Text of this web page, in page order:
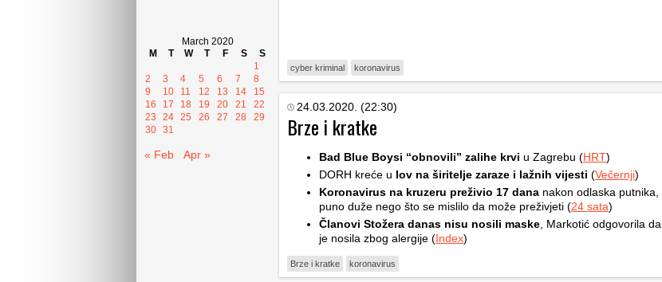
March 2020
M
T W T F S
S
1
2
3 4 5 6 7
8
9
10 11 12 13 14
15
16
17 18 19 20 21
22
23
24 25 26 27 28
29
30 31
« Feb Apr »
cyber kriminal koronavirus
24.03.2020. (22:30)
Brze i kratke
Bad Blue Boysi “obnovili” zalihe krvi u Zagrebu (HRT)
DORH kreće u lov na širitelje zaraze i lažnih vijesti (Večernji)
Koronavirus na kruzeru preživio 17 dana nakon odlaska putnika,
puno duže nego što se mislilo da može preživjeti (24 sata)
Članovi Stožera danas nisu nosili maske, Markotić odgovorila da
je nosila zbog alergije (Index)
Brze i kratke koronavirus